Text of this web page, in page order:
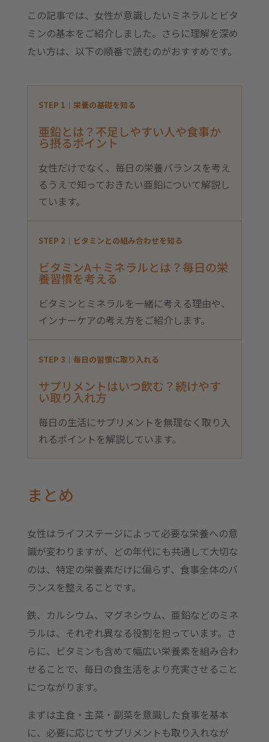
この記事では、女性が意識したいミネラルとビタ
ミンの基本をご紹介しました。さらに理解を深め
たい方は、以下の順番で読むのがおすすめです。
STEP 1｜栄養の基礎を知る
亜鉛とは？不足しやすい人や食事か
ら摂るポイント
女性だけでなく、毎日の栄養バランスを考え
るうえで知っておきたい亜鉛について解説し
ています。
STEP 2｜ビタミンとの組み合わせを知る
ビタミンA＋ミネラルとは？毎日の栄
養習慣を考える
ビタミンとミネラルを一緒に考える理由や、
インナーケアの考え方をご紹介します。
STEP 3｜毎日の習慣に取り入れる
サプリメントはいつ飲む？続けやす
い取り入れ方
毎日の生活にサプリメントを無理なく取り入
れるポイントを解説しています。
まとめ
女性はライフステージによって必要な栄養への意
識が変わりますが、どの年代にも共通して大切な
のは、特定の栄養素だけに偏らず、食事全体のバ
ランスを整えることです。
鉄、カルシウム、マグネシウム、亜鉛などのミネ
ラルは、それぞれ異なる役割を担っています。さ
らに、ビタミンも含めて幅広い栄養素を組み合わ
せることで、毎日の食生活をより充実させること
につながります。
まずは主食・主菜・副菜を意識した食事を基本
に、必要に応じてサプリメントも取り入れなが